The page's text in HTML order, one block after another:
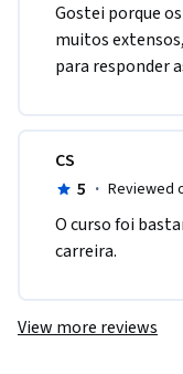
Gostei porque
muitos
para responder
CS
5 · Reviewed
O curso foi
carreira.
View more reviews